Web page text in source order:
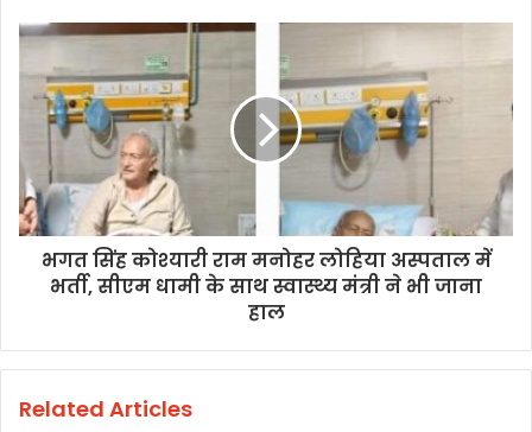
भगत सिंह कोश्यारी राम मनोहर लोहिया अस्पताल में
भर्ती, सीएम धामी के साथ स्वास्थ्य मंत्री ने भी जाना
हाल
Related Articles